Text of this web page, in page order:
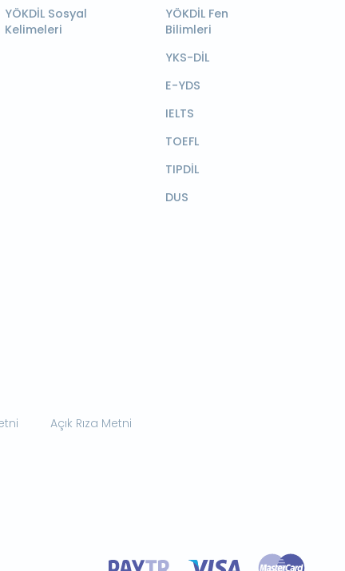
YÖKDİL Sosyal
Kelimeleri
YÖKDİL Fen
Bilimleri
YKS-DİL
E-YDS
IELTS
TOEFL
TIPDİL
DUS
Açık Rıza Metni